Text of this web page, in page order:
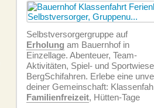
Selbstversorgergruppe auf
Erholung am Bauernhof in
Einzellage. Abenteuer, Team-
Aktivitäten, Spiel- und
BergSchifahren. Erlebe eine
deiner Gemeinschaft:
Familienfreizeit, Hütten-Tage